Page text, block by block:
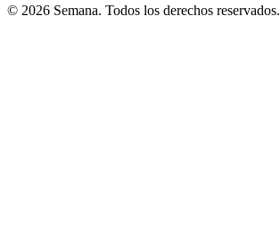
© 2026 Semana. Todos los derechos reservados.